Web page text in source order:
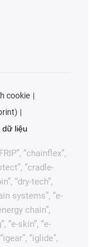
cookie
dữ liệu
“chainflex”,
“cradle-
“dry-tech”,
systems”, “e-
chain”,
“e-skin”, “e-
“iglide”,